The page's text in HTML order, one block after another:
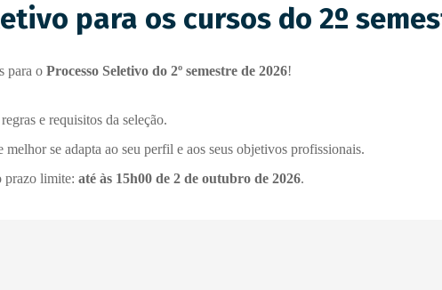
para os cursos do 2º
para o Processo Seletivo do 2º semestre de 2026!
e requisitos da seleção.
se adapta ao seu perfil e aos seus objetivos profissionais.
prazo limite: até às 15h00 de 2 de outubro de 2026.